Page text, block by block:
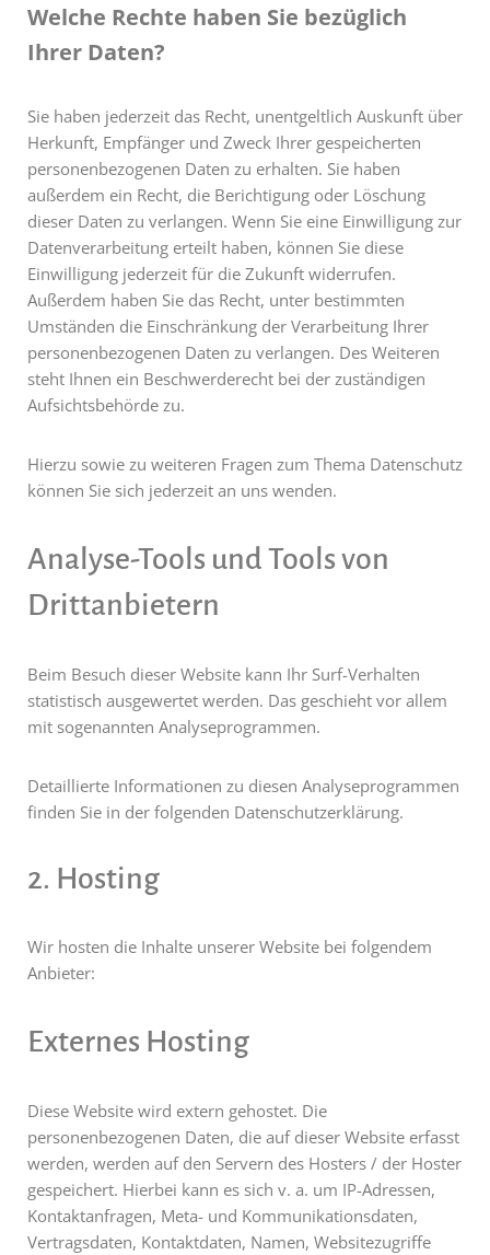
Welche Rechte haben Sie bezüglich
Ihrer Daten?
Sie haben jederzeit das Recht, unentgeltlich Auskunft über
Herkunft, Empfänger und Zweck Ihrer gespeicherten
personenbezogenen Daten zu erhalten. Sie haben
außerdem ein Recht, die Berichtigung oder Löschung
dieser Daten zu verlangen. Wenn Sie eine Einwilligung zur
Datenverarbeitung erteilt haben, können Sie diese
Einwilligung jederzeit für die Zukunft widerrufen.
Außerdem haben Sie das Recht, unter bestimmten
Umständen die Einschränkung der Verarbeitung Ihrer
personenbezogenen Daten zu verlangen. Des Weiteren
steht Ihnen ein Beschwerderecht bei der zuständigen
Aufsichtsbehörde zu.
Hierzu sowie zu weiteren Fragen zum Thema Datenschutz
können Sie sich jederzeit an uns wenden.
Analyse-Tools und Tools von
Dritt­anbietern
Beim Besuch dieser Website kann Ihr Surf-Verhalten
statistisch ausgewertet werden. Das geschieht vor allem
mit sogenannten Analyseprogrammen.
Detaillierte Informationen zu diesen Analyseprogrammen
finden Sie in der folgenden Datenschutzerklärung.
2. Hosting
Wir hosten die Inhalte unserer Website bei folgendem
Anbieter:
Externes Hosting
Diese Website wird extern gehostet. Die
personenbezogenen Daten, die auf dieser Website erfasst
werden, werden auf den Servern des Hosters / der Hoster
gespeichert. Hierbei kann es sich v. a. um IP-Adressen,
Kontaktanfragen, Meta- und Kommunikationsdaten,
Vertragsdaten, Kontaktdaten, Namen, Websitezugriffe